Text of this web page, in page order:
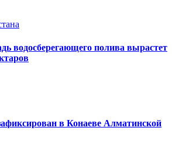
водосберегающего полива вырастет
в Конаеве Алматинской